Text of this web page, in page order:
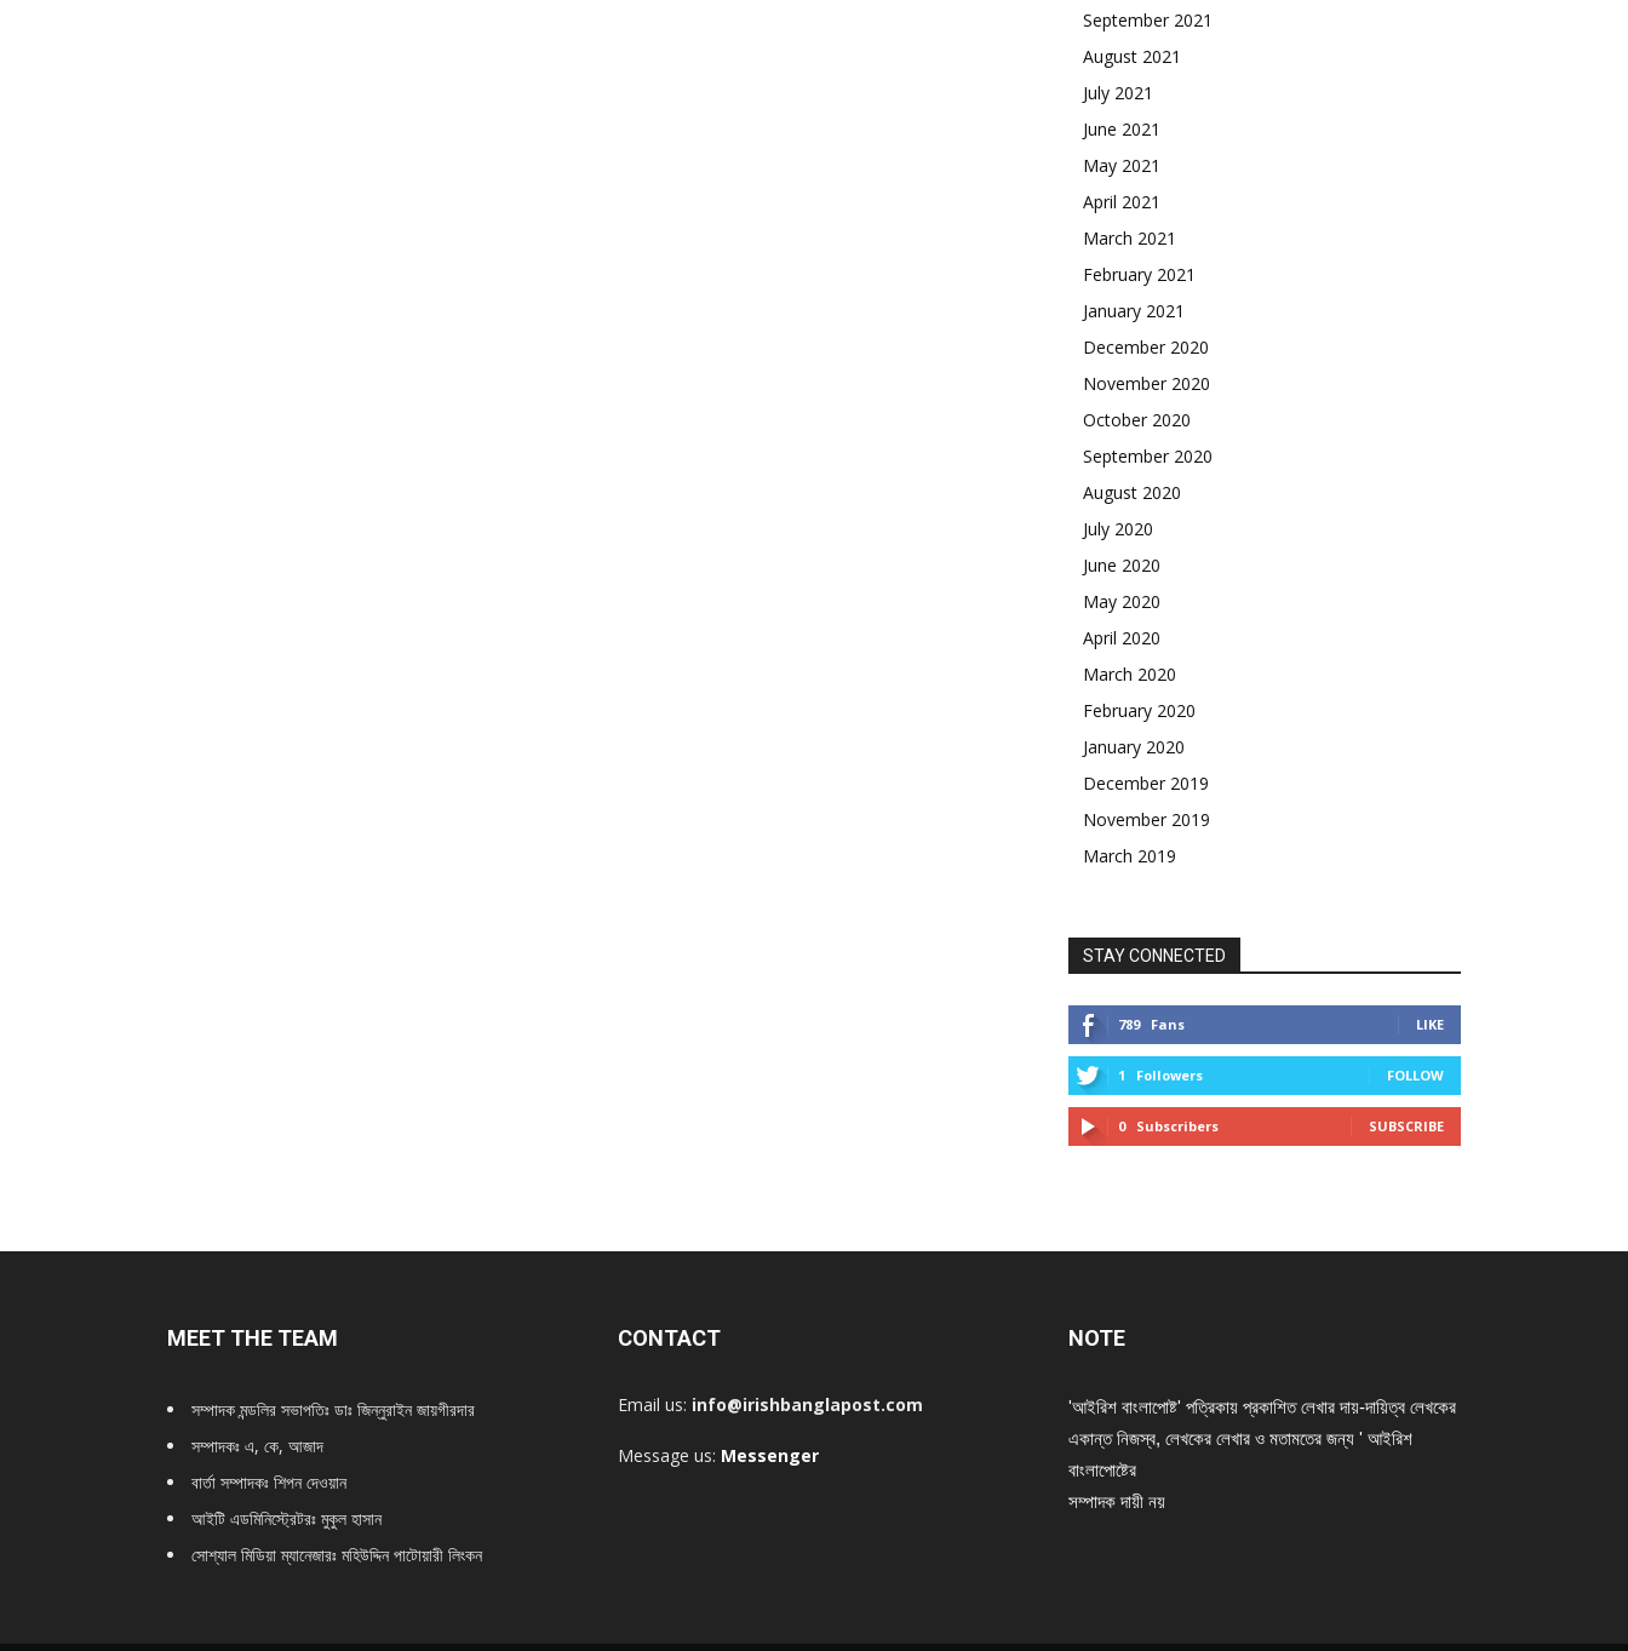
September 2021
August 2021
July 2021
June 2021
May 2021
April 2021
March 2021
February 2021
January 2021
December 2020
November 2020
October 2020
September 2020
August 2020
July 2020
June 2020
May 2020
April 2020
March 2020
February 2020
January 2020
December 2019
November 2019
March 2019
STAY CONNECTED
789 Fans LIKE
1 Followers FOLLOW
0 Subscribers SUBSCRIBE
MEET THE TEAM
সম্পাদক মন্ডলির সভাপতিঃ ডাঃ জিন্নুরাইন জায়গীরদার
সম্পাদকঃ এ, কে, আজাদ
বার্তা সম্পাদকঃ শিপন দেওয়ান
আইটি এডমিনিস্ট্রেটরঃ মুকুল হাসান
সোশ্যাল মিডিয়া ম্যানেজারঃ মহিউদ্দিন পাটোয়ারী লিংকন
CONTACT
Email us: info@irishbanglapost.com
Message us: Messenger
NOTE
'আইরিশ বাংলাপোষ্ট' পত্রিকায় প্রকাশিত লেখার দায়-দায়িত্ব লেখকের
একান্ত নিজস্ব, লেখকের লেখার ও মতামতের জন্য ' আইরিশ
বাংলাপোষ্টের
সম্পাদক দায়ী নয়